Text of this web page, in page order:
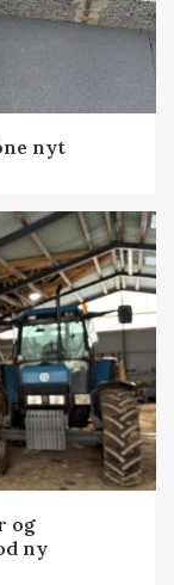
nyt
og
ny